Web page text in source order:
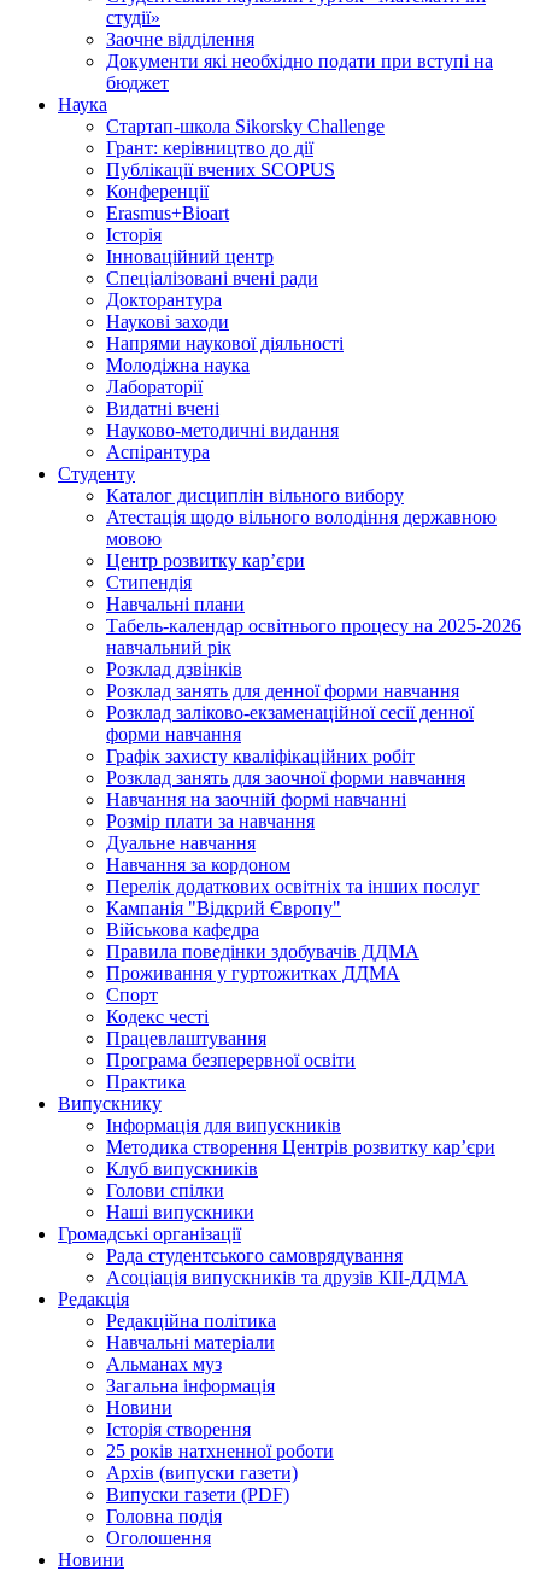
студії»
Заочне відділення
Документи які необхідно подати при вступі на
бюджет
Наука
Стартап-школа Sikorsky Challenge
Грант: керівництво до дії
Публікації вчених SCOPUS
Конференції
Erasmus+Bioart
Історія
Інноваційний центр
Спеціалізовані вчені ради
Докторантура
Наукові заходи
Напрями наукової діяльності
Молодіжна наука
Лабораторії
Видатні вчені
Науково-методичні видання
Аспірантура
Студенту
Каталог дисциплін вільного вибору
Атестація щодо вільного володіння державною
мовою
Центр розвитку кар’єри
Стипендія
Навчальні плани
Табель-календар освітнього процесу на 2025-2026
навчальний рік
Розклад дзвінків
Розклад занять для денної форми навчання
Розклад заліково-екзаменаційної сесії денної
форми навчання
Графік захисту кваліфікаційних робіт
Розклад занять для заочної форми навчання
Навчання на заочній формі навчанні
Розмір плати за навчання
Дуальне навчання
Навчання за кордоном
Перелік додаткових освітніх та інших послуг
Кампанія "Відкрий Європу"
Військова кафедра
Правила поведінки здобувачів ДДМА
Проживання у гуртожитках ДДМА
Спорт
Кодекс честі
Працевлаштування
Програма безперервної освіти
Практика
Випускнику
Інформація для випускників
Методика створення Центрів розвитку кар’єри
Клуб випускників
Голови спілки
Наші випускники
Громадські організації
Рада студентського самоврядування
Асоціація випускників та друзів КІІ-ДДМА
Редакція
Редакційна політика
Навчальні матеріали
Альманах муз
Загальна інформація
Новини
Історія створення
25 років натхненної роботи
Архів (випуски газети)
Випуски газети (PDF)
Головна подія
Оголошення
Новини